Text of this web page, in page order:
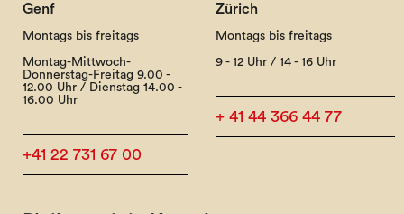
Genf
Montags bis freitags
Montag-Mittwoch-
Donnerstag-Freitag 9.00 -
12.00 Uhr / Dienstag 14.00 -
16.00 Uhr
+41 22 731 67 00
Zürich
Montags bis freitags
9 - 12 Uhr / 14 - 16 Uhr
+ 41 44 366 44 77